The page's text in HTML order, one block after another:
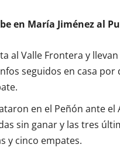
en María Jiménez al
al Valle Frontera y
seguidos en casa por
en el Peñón ante el
sin ganar y las tres
y cinco empates.